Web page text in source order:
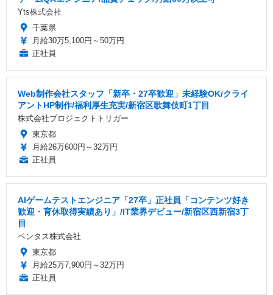
Yts株式会社
千葉県
月給30万5,100円～50万円
正社員
Web制作会社スタッフ「新卒・27卒歓迎」未経験OK/クライ
アントHP制作/福利厚生充実/新宿区歌舞伎町1丁目
株式会社プロジェクトトリガー
東京都
月給26万600円～32万円
正社員
AIゲームテストエンジニア「27卒」正社員「コンテンツ好き
歓迎・育休取得実績あり」/IT業界デビュー/新宿区西新宿3丁
目
ベンタス株式会社
東京都
月給25万7,900円～32万円
正社員